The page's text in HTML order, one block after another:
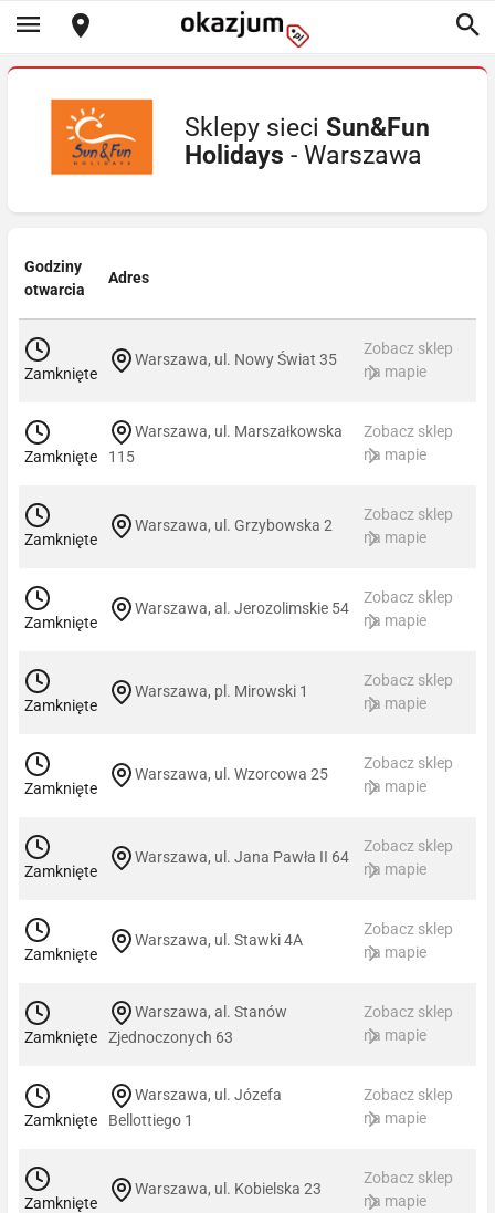
Sklepy sieci Sun&Fun
Holidays - Warszawa
Godziny
otwarcia
Adres
Zamknięte
Warszawa, ul. Nowy Świat 35
Zobacz sklep
na mapie
Zamknięte
Warszawa, ul. Marszałkowska
115
Zobacz sklep
na mapie
Zamknięte
Warszawa, ul. Grzybowska 2
Zobacz sklep
na mapie
Zamknięte
Warszawa, al. Jerozolimskie 54
Zobacz sklep
na mapie
Zamknięte
Warszawa, pl. Mirowski 1
Zobacz sklep
na mapie
Zamknięte
Warszawa, ul. Wzorcowa 25
Zobacz sklep
na mapie
Zamknięte
Warszawa, ul. Jana Pawła II 64
Zobacz sklep
na mapie
Zamknięte
Warszawa, ul. Stawki 4A
Zobacz sklep
na mapie
Zamknięte
Warszawa, al. Stanów
Zjednoczonych 63
Zobacz sklep
na mapie
Zamknięte
Warszawa, ul. Józefa
Bellottiego 1
Zobacz sklep
na mapie
Zamknięte
Warszawa, ul. Kobielska 23
Zobacz sklep
na mapie